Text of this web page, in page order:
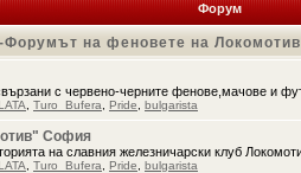
Форум
-Форумът на феновете на
с червено-черните фенове,мачове и
Turo_Bufera Pride bulgarista
София
на славния железничарски клуб
Turo_Bufera Pride bulgarista